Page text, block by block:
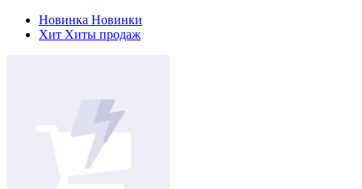
Новинка Новинки
Хит Хиты продаж